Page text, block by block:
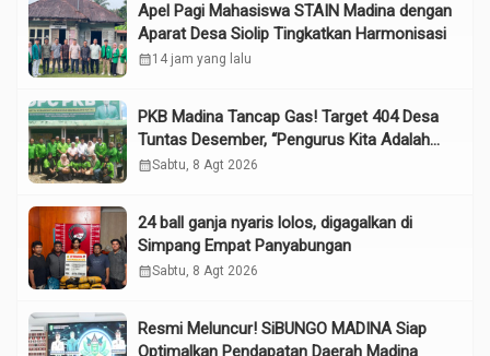
Apel Pagi Mahasiswa STAIN Madina dengan
Aparat Desa Siolip Tingkatkan Harmonisasi
calendar_month14 jam yang lalu
PKB Madina Tancap Gas! Target 404 Desa
Tuntas Desember, “Pengurus Kita Adalah
Tokoh”
calendar_monthSabtu, 8 Agt 2026
24 ball ganja nyaris lolos, digagalkan di
Simpang Empat Panyabungan
calendar_monthSabtu, 8 Agt 2026
Resmi Meluncur! SiBUNGO MADINA Siap
Optimalkan Pendapatan Daerah Madina